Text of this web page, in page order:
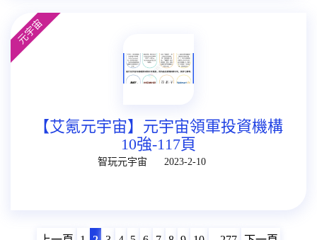
【艾氪元宇宙】元宇宙領軍投資機構
10強-117頁
智玩元宇宙 2023-2-10
元宇宙